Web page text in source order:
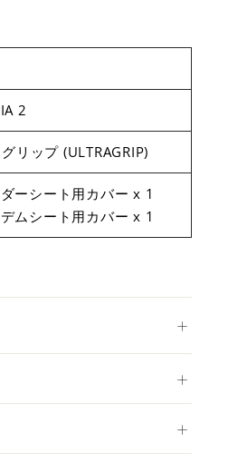
2
リップ (ULTRAGRIP)
ーシート用カバー x 1
ムシート用カバー x 1